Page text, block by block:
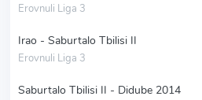
Erovnuli Liga 3
Irao - Saburtalo Tbilisi II
Erovnuli Liga 3
Saburtalo Tbilisi II - Didube 2014